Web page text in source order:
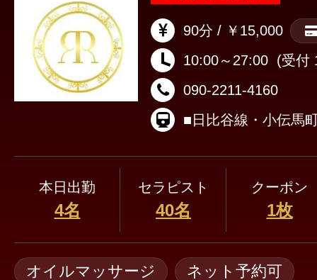
90分 / ￥15,000
10:00～27:00 (受付
090-2211-4160
本日出勤
4名
セラピスト
40名
クーポン
1枚
オイルマッサージ ネット予約可